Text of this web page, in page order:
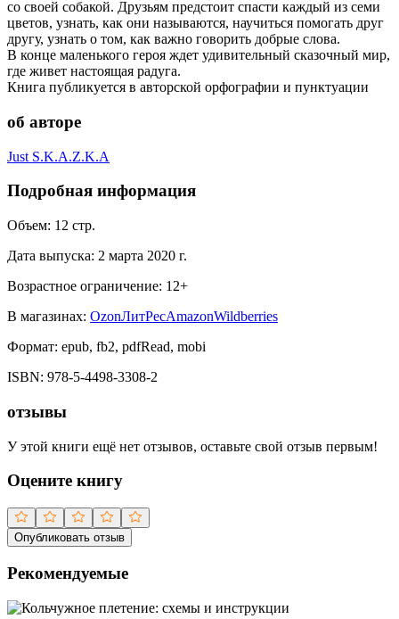
со своей собакой. Друзьям предстоит спасти каждый из семи
цветов, узнать, как они называются, научиться помогать друг
другу, узнать о том, как важно говорить добрые слова.
В конце маленького героя ждет удивительный сказочный мир,
где живет настоящая радуга.
Книга публикуется в авторской орфографии и пунктуации
об авторе
Just S.K.A.Z.K.A
Подробная информация
Объем: 12 стр.
Дата выпуска: 2 марта 2020 г.
Возрастное ограничение: 12+
В магазинах: OzonЛитРесAmazonWildberries
Формат: epub, fb2, pdfRead, mobi
ISBN: 978-5-4498-3308-2
отзывы
У этой книги ещё нет отзывов, оставьте свой отзыв первым!
Оцените книгу
Опубликовать отзыв
Рекомендуемые